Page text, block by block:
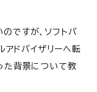
ですが、ソフトバ
アドバイザリーへ転
た背景について教